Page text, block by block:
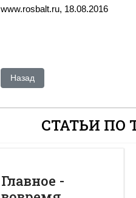
www.rosbalt.ru, 18.08.2016
Предыдущий: Новый 1937-й?
Назад
СТАТЬИ ПО
Главное -